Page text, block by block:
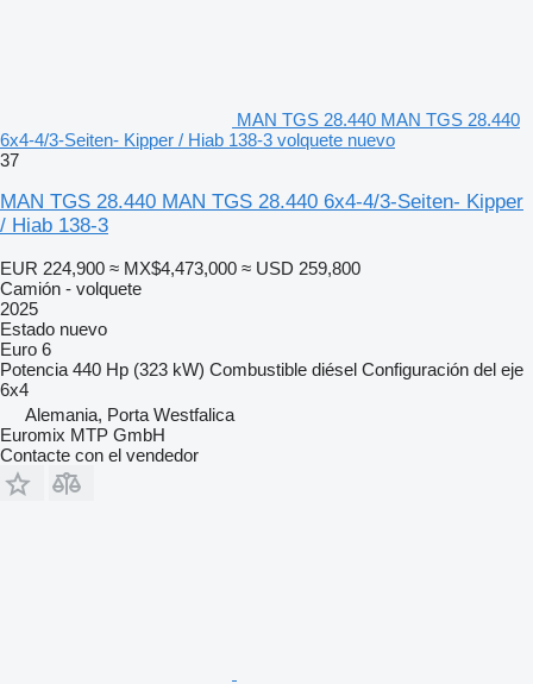
MAN TGS 28.440 MAN TGS 28.440
6x4-4/3-Seiten- Kipper / Hiab 138-3 volquete nuevo
37
MAN TGS 28.440 MAN TGS 28.440 6x4-4/3-Seiten- Kipper
/ Hiab 138-3
EUR 224,900 ≈ MX$4,473,000 ≈ USD 259,800
Camión - volquete
2025
Estado nuevo
Euro 6
Potencia 440 Hp (323 kW) Combustible diésel Configuración del eje
6x4
Alemania, Porta Westfalica
Euromix MTP GmbH
Contacte con el vendedor